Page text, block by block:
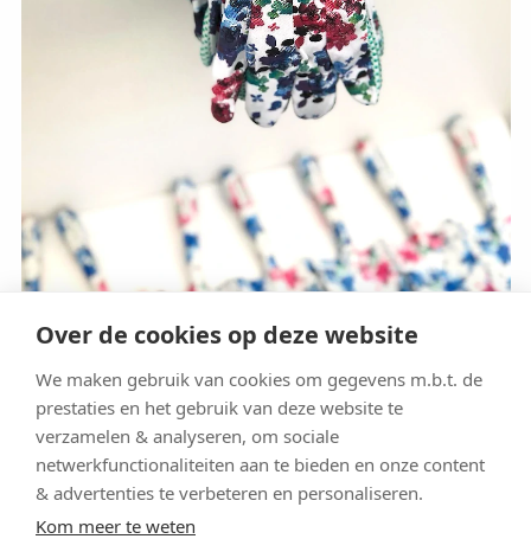
Over de cookies op deze website
We maken gebruik van cookies om gegevens m.b.t. de
prestaties en het gebruik van deze website te
verzamelen & analyseren, om sociale
netwerkfunctionaliteiten aan te bieden en onze content
& advertenties te verbeteren en personaliseren.
Kom meer te weten